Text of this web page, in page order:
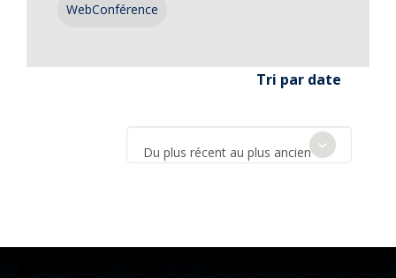
WebConférence
Tri par date
Du plus récent au plus ancien